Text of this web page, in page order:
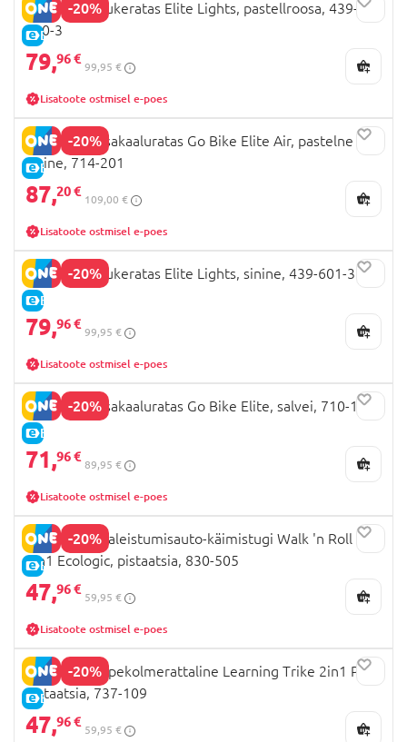
-20%
E-HIND
GLOBBER tõukeratas Elite Lights, pastellroosa, 439-
710-3
79,96 €
99,95 €
Lisatoote ostmisel e-poes
-20%
E-HIND
GLOBBER tasakaaluratas Go Bike Elite Air, pastelne
sinine, 714-201
87,20 €
109,00 €
Lisatoote ostmisel e-poes
-20%
E-HIND
GLOBBER tõukeratas Elite Lights, sinine, 439-601-3
79,96 €
99,95 €
Lisatoote ostmisel e-poes
-20%
E-HIND
GLOBBER tasakaaluratas Go Bike Elite, salvei, 710-109
71,96 €
89,95 €
Lisatoote ostmisel e-poes
-20%
E-HIND
GLOBBER pealeistumisauto-käimistugi Walk 'n Roll
2in1 Ecologic, pistaatsia, 830-505
47,96 €
59,95 €
Lisatoote ostmisel e-poes
-20%
E-HIND
GLOBBER õppekolmerattaline Learning Trike 2in1 Plus,
pistaatsia, 737-109
47,96 €
59,95 €